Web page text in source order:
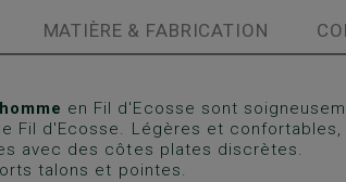
MATIÈRE & FABRICATION
en Fil d'Ecosse sont
Fil d'Ecosse. Légères et
avec des côtes plates discrètes.
talons et pointes.